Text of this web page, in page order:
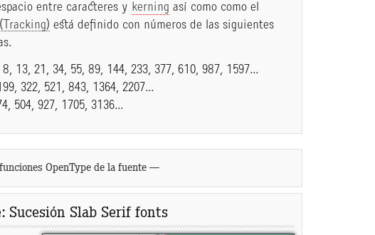
entre caracteres y kerning así como como el
(Tracking) está definido con números de las siguientes
13, 21, 34, 55, 89, 144, 233, 377, 610, 987, 1597…
322, 521, 843, 1364, 2207…
504, 927, 1705, 3136…
OpenType de la fuente —
Sucesión Slab Serif fonts